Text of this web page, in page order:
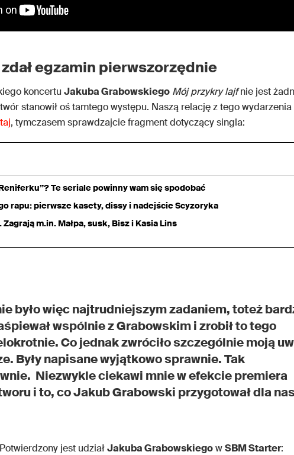
egzamin pierwszorzędnie
koncertu Jakuba Grabowskiego Mój przykry lajfnie jest
stanowił oś tamtego występu. Naszą relację z tego wydarzenia
, tymczasem sprawdzajcie fragment dotyczący singla:
Te seriale powinny wam się spodobać
rapu: pierwsze kasety, dissy i nadejście Scyzoryka
m.in. Małpa, susk, Bisz i Kasia Lins
było więc najtrudniejszym zadaniem, toteż
wspólnie z Grabowskim i zrobił to tego
Co jednak zwróciło szczególnie moją
Były napisane wyjątkowo sprawnie. Tak
Niezwykle ciekawi mnie w efekcie premiera
i to, co Jakub Grabowski przygotował dla nas
jest udziałJakuba GrabowskiegowSBM Starter: